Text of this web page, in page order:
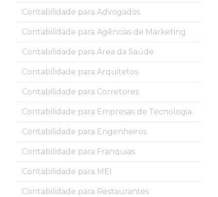
Contabilidade para Advogados
Contabilidade para Agências de Marketing
Contabilidade para Área da Saúde
Contabilidade para Arquitetos
Contabilidade para Corretores
Contabilidade para Empresas de Tecnologia
Contabilidade para Engenheiros
Contabilidade para Franquias
Contabilidade para MEI
Contabilidade para Restaurantes